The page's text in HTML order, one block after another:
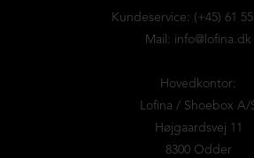
Kundeservice: (+45) 61
Mail: info@lofina.dk
Hovedkontor:
Lofina / Shoebox A/
Højgaardsvej 11
8300 Odder